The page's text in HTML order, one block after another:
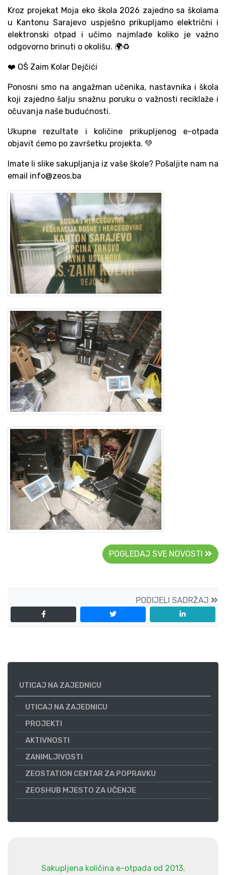
Kroz projekat Moja eko škola 2026 zajedno sa školama
u Kantonu Sarajevo uspješno prikupljamo električni i
elektronski otpad i učimo najmlađe koliko je važno
odgovorno brinuti o okolišu. 🌍♻️
❤️ OŠ Zaim Kolar Dejčići
Ponosni smo na angažman učenika, nastavnika i škola
koji zajedno šalju snažnu poruku o važnosti reciklaže i
očuvanja naše budućnosti.
Ukupne rezultate i količine prikupljenog e-otpada
objavit ćemo po završetku projekta. 💚
Imate li slike sakupljanja iz vaše škole? Pošaljite nam na
email info@zeos.ba
POGLEDAJ SVE NOVOSTI
PODIJELI SADRŽAJ
UTICAJ NA ZAJEDNICU
UTICAJ NA ZAJEDNICU
PROJEKTI
AKTIVNOSTI
ZANIMLJIVOSTI
ZEOSTATION CENTAR ZA POPRAVKU
ZEOSHUB MJESTO ZA UČENJE
Sakupljena količina e-otpada od 2013.